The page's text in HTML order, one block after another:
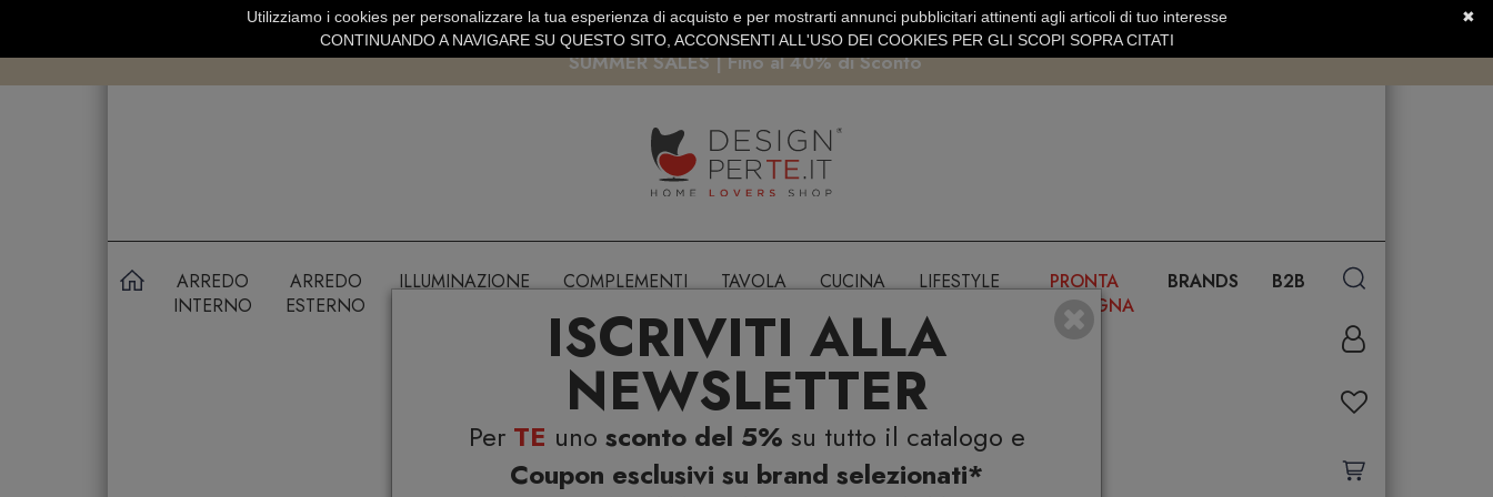
ISCRIVITI ALLA
NEWSLETTER
Per TE uno sconto del 5% su tutto il catalogo e
Coupon esclusivi su brand selezionati*
SPEDIZIONE GRATUITA SOPRA 99 EURO PAGAMENTO SICURO PAYPAL · CARTA DI CREDITO SERVIZIO CLIENTI +39.0773.470.562
SUMMER SALES | Fino al 40% di Sconto
ARREDO
INTERNO
ARREDO
ESTERNO
ILLUMINAZIONE COMPLEMENTI TAVOLA CUCINA LIFESTYLE
PRONTA
CONSEGNA
BRANDS B2B
✖
Utilizziamo i cookies per personalizzare la tua esperienza di acquisto e per mostrarti annunci pubblicitari attinenti agli articoli di tuo interesse
CONTINUANDO A NAVIGARE SU QUESTO SITO, ACCONSENTI ALL'USO DEI COOKIES PER GLI SCOPI SOPRA CITATI